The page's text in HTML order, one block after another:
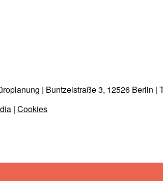
| Buntzelstraße 3, 12526 Berlin |
| Cookies